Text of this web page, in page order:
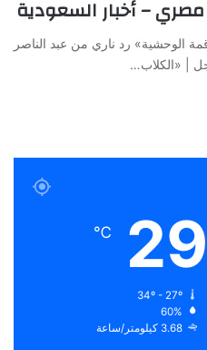
– أخبار السعودية
الوحشية» رد ناري من عبد الناصر
| «الكلاب…
29
℃
60%
3.68 كيلومتر/ساعة